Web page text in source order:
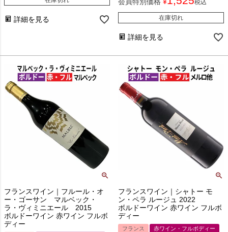
詳細を見る
税込
在庫切れ
詳細を見る
フランスワイン｜フルール・オ
ー・ゴーサン マルベック・
ラ・ヴィミニエール 2015
ボルドーワイン 赤ワイン フルボ
ディー
フランスワイン｜シャトー モ
ン・ペラ ルージュ 2022
ボルドーワイン 赤ワイン フルボ
ディー
フランス 赤ワイン・フルボディー